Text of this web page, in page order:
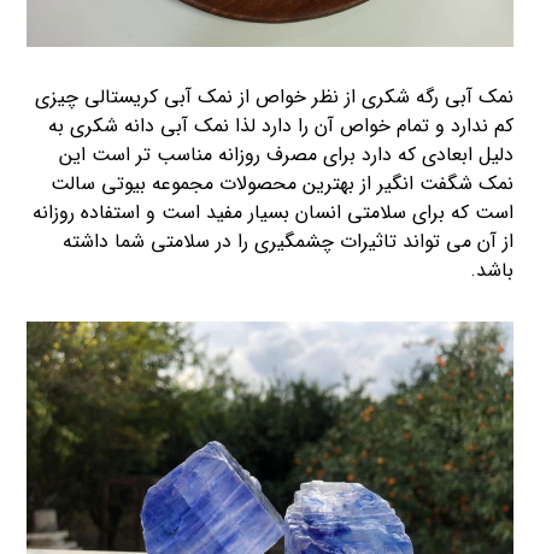
نمک آبی رگه شکری از نظر خواص از نمک آبی کریستالی چیزی
کم ندارد و تمام خواص آن را دارد لذا نمک آبی دانه شکری به
دلیل ابعادی که دارد برای مصرف روزانه مناسب تر است این
نمک شگفت انگیر از بهترین محصولات مجموعه بیوتی سالت
است که برای سلامتی انسان بسیار مفید است و استفاده روزانه
از آن می تواند تاثیرات چشمگیری را در سلامتی شما داشته
باشد.